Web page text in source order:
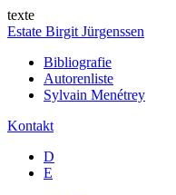
texte
Estate Birgit Jürgenssen
Bibliografie
Autorenliste
Sylvain Menétrey
Kontakt
D
E